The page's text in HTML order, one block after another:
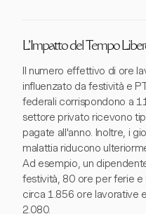
L'Impatto del Tempo
Il numero effettivo di ore
influenzato da festività e
federali corrispondono a
settore privato ricevono
pagate all'anno. Inoltre, i
malattia riducono
Ad esempio, un
festività, 80 ore per ferie e
circa 1.856 ore lavorative
2.080.